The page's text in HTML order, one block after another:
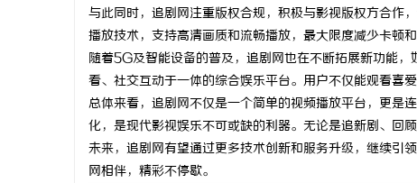
与此同时，追剧网注重版权合规，积极与影视版权方合作
播放技术，支持高清画质和流畅播放，最大限度减少卡顿
随着5G及智能设备的普及，追剧网也在不断拓展新功能
看、社交互动于一体的综合娱乐平台。用户不仅能观看喜
总体来看，追剧网不仅是一个简单的视频播放平台，更是
化，是现代影视娱乐不可或缺的利器。无论是追新剧、回
未来，追剧网有望通过更多技术创新和服务升级，继续引
网相伴，精彩不停歇。